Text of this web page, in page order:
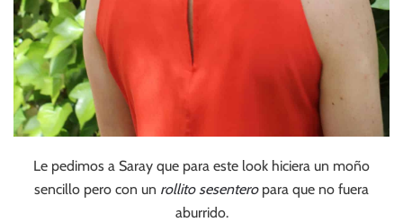
Le pedimos a Saray que para este look hiciera un moño
sencillo pero con un rollito sesentero para que no fuera
aburrido.